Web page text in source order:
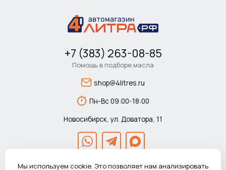
+7 (383) 263-08-85
Помощь в подборе масла
shop@4litres.ru
Пн-Вс 09:00-18:00
Новосибирск, ул. Доватора, 11
Мы используем cookie. Это позволяет нам анализировать